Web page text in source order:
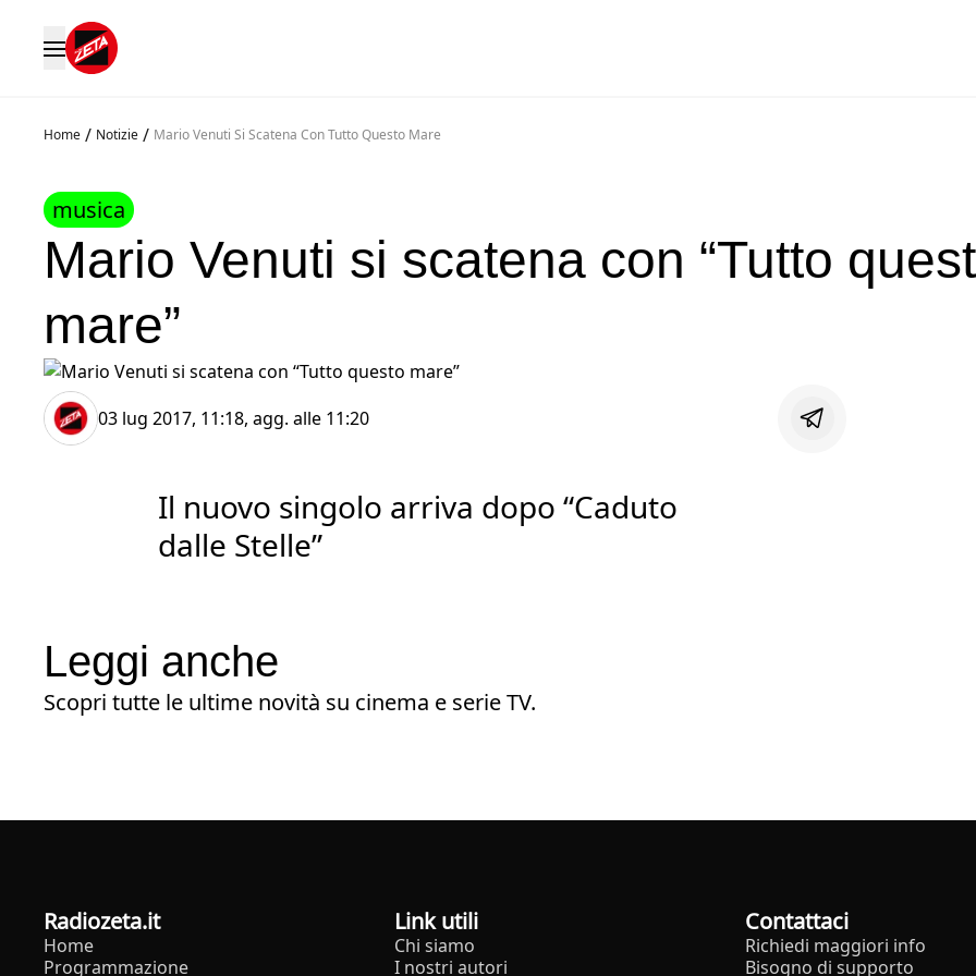
Home / Notizie / Mario Venuti Si Scatena Con Tutto Questo Mare
musica
Mario Venuti si scatena con “Tutto
mare”
03 lug 2017, 11:18, agg. alle 11:20
Il nuovo singolo arriva dopo “Caduto
dalle Stelle”
Leggi anche
Scopri tutte le ultime novità su cinema e serie TV.
radiozeta.it
Home
Programmazione
Link utili
Chi siamo
I nostri autori
Contattaci
Richiedi maggiori info
Bisogno di supporto